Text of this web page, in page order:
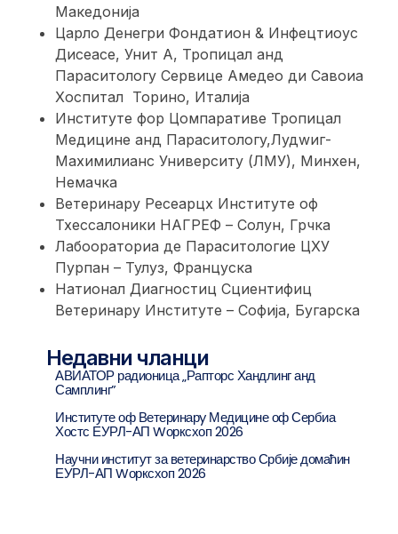
Македонија
Царло Денегри Фондатион & Инфецтиоус
Дисеасе, Унит А, Тропицал анд
Параситологy Сервице Амедео ди Савоиа
Хоспитал Торино, Италија
Институте фор Цомпаративе Тропицал
Медицине анд Параситологy,Лудwиг-
Маxимилианс Университy (ЛМУ), Минхен,
Немачка
Ветеринарy Ресеарцх Институте оф
Тхессалоники НАГРЕФ – Солун, Грчка
Лабоораториа де Параситологие ЦХУ
Пурпан – Тулуз, Француска
Натионал Диагностиц Сциентифиц
Ветеринарy Институте – Софија, Бугарска
Недавни чланци
АВИАТОР радионица „Рапторс Хандлинг анд
Самплинг”
Институте оф Ветеринарy Медицине оф Сербиа
Хостс ЕУРЛ-АП Wорксхоп 2026
Научни институт за ветеринарство Србије домаћин
ЕУРЛ-АП Wорксхоп 2026